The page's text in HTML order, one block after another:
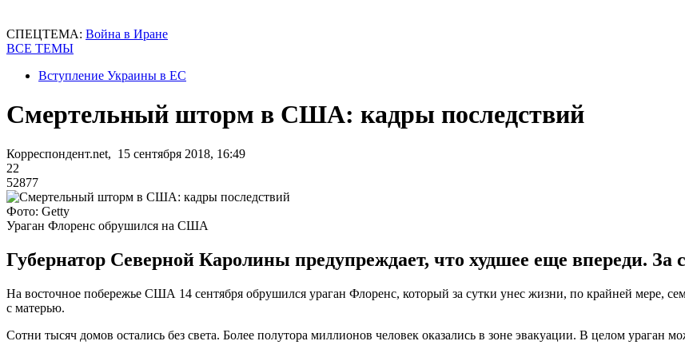
СПЕЦТЕМА: Война в Иране
ВСЕ ТЕМЫ
Вступление Украины в ЕС
Смертельный шторм в США: кадры последствий
Корреспондент.net, 15 сентября 2018, 16:49
22
52877
Фото: Getty
Ураган Флоренс обрушился на США
Губернатор Северной Каролины предупреждает, что худшее еще впереди. За
На восточное побережье США 14 сентября обрушился ураган Флоренс, который за сутки унес жизни, по крайней мере,
с матерью.
Сотни тысяч домов остались без света. Более полутора миллионов человек оказались в зоне эвакуации. В целом ураган